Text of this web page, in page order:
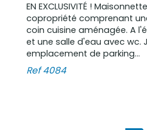
EN EXCLUSIVITÉ !
copropriété comprenant
coin cuisine aménagée. A
et une salle d'eau avec wc.
emplacement de parking...
Ref4084